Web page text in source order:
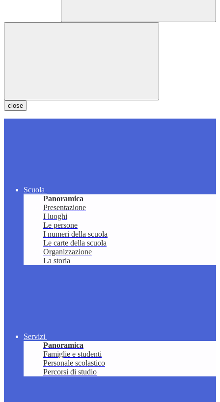
close
Scuola
Panoramica
Presentazione
I luoghi
Le persone
I numeri della scuola
Le carte della scuola
Organizzazione
La storia
Servizi
Panoramica
Famiglie e studenti
Personale scolastico
Percorsi di studio